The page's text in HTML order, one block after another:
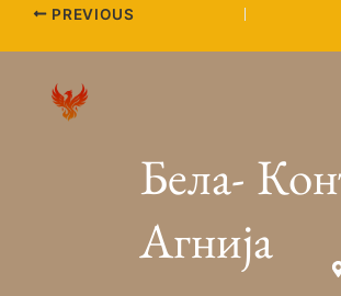
PREVIOUS
Бела-
Агнија